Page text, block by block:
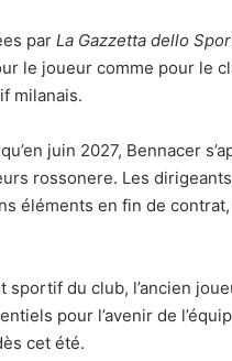
par La Gazzetta dello
le joueur comme pour le
milanais.
juin 2027, Bennacer
rossonere. Les
éléments en fin de
du club, l’ancien
pour l’avenir de
cet été.